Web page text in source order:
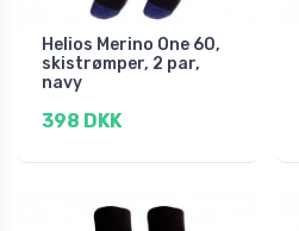
Helios Merino One 60,
skistrømper, 2 par,
navy
398 DKK